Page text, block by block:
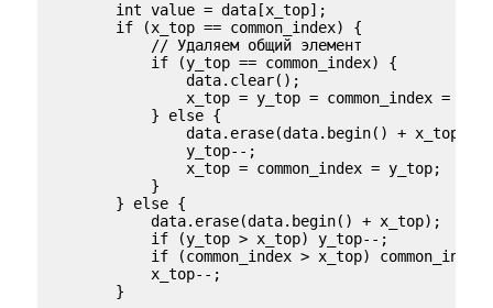
        int value = data[x_top];
        if (x_top == common_index) {
            // Удаляем общий элемент
            if (y_top == common_index) {
                data.clear();
                x_top = y_top = common_index = -1;
            } else {
                data.erase(data.begin() + x_top);
                y_top--;
                x_top = common_index = y_top;
            }
        } else {
            data.erase(data.begin() + x_top);
            if (y_top > x_top) y_top--;
if (common_index > x_top)
            x_top--;
        }